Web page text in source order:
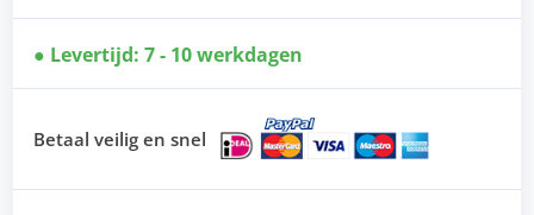
Levertijd: 7 - 10 werkdagen
Betaal veilig en snel